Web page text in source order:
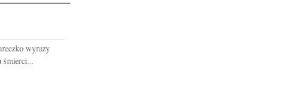
wyrazy
śmierci...